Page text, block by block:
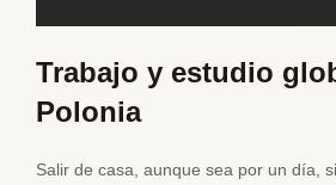
Trabajo y estudio
Polonia
Salir de casa, aunque sea por un día,